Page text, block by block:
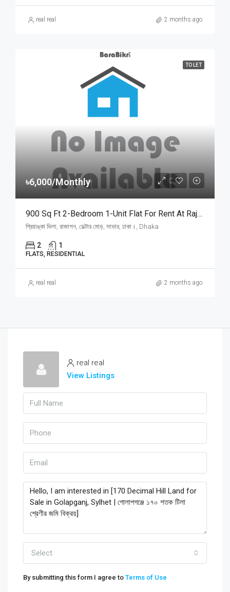
real real 2 months ago
TO LET
৳6,000/Monthly
900 Sq Ft 2-Bedroom 1-Unit Flat For Rent At Rajason Deltar Mor, Savar | সাভার রাজাশন ডেল্টার মোড়ে প্রিয়াঙ্কা ভিলায় ৬,০০০ টাকায় ৯০০ স্কয়ার ফিটের ১ ইউনিটের ফ্ল্যাট ভাড়া
প্রিয়াঙ্কা ভিলা, রাজাশন, ডেল্টার মোড়, সাভার, ঢাকা।, Dhaka
2 1
FLATS, RESIDENTIAL
real real 2 months ago
real real
View Listings
Select
By submitting this form I agree to Terms of Use